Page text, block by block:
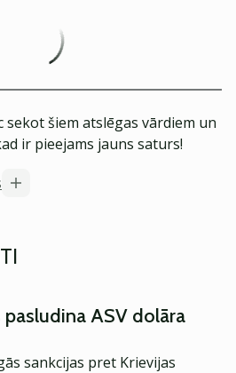
sekot šiem atslēgas vārdiem un
ir pieejams jauns saturs!
pasludina ASV dolāra
sankcijas pret Krievijas